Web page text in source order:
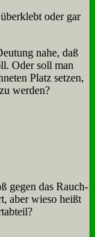
oder gar
na­he, daß
Oder soll man
Platz set­zen,
wer­den?
ge­gen das Rauch­
aber wie­so heißt